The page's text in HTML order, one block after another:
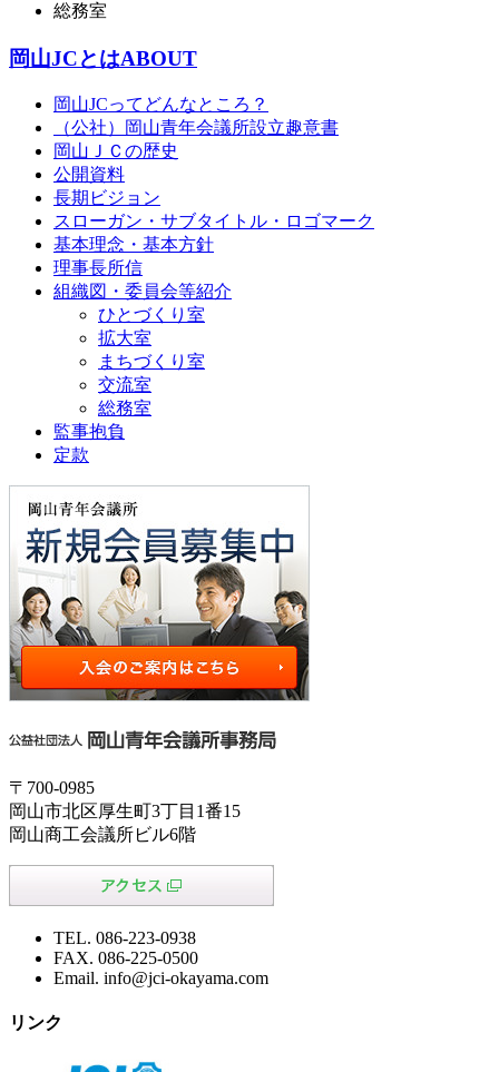
総務室
岡山JCとはABOUT
岡山JCってどんなところ？
（公社）岡山青年会議所設立趣意書
岡山ＪＣの歴史
公開資料
長期ビジョン
スローガン・サブタイトル・ロゴマーク
基本理念・基本方針
理事長所信
組織図・委員会等紹介
ひとづくり室
拡大室
まちづくり室
交流室
総務室
監事抱負
定款
〒700-0985
岡山市北区厚生町3丁目1番15
岡山商工会議所ビル6階
TEL. 086-223-0938
FAX. 086-225-0500
Email. info@jci-okayama.com
リンク